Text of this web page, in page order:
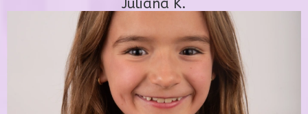
Juliana K.